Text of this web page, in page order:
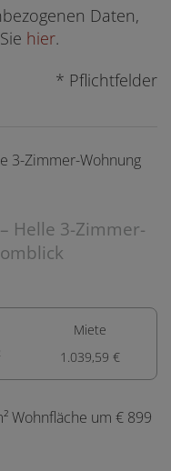
Daten,
hier.
* Pflichtfelder
Helle 3-Zimmer-
Miete
1.039,59 €